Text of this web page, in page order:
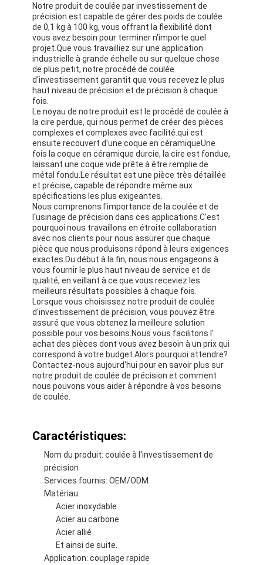
Maison
Produits
Au sujet de nous
Notre produit de coulée par investissement de
précision est capable de gérer des poids de coulée
de 0,1 kg à 100 kg, vous offrant la flexibilité dont
vous avez besoin pour terminer n'importe quel
projet.Que vous travailliez sur une application
industrielle à grande échelle ou sur quelque chose
de plus petit, notre procédé de coulée
d'investissement garantit que vous recevez le plus
haut niveau de précision et de précision à chaque
fois.
Le noyau de notre produit est le procédé de coulée à
la cire perdue, qui nous permet de créer des pièces
complexes et complexes avec facilité.qui est
ensuite recouvert d'une coque en céramiqueUne
fois la coque en céramique durcie, la cire est fondue,
laissant une coque vide prête à être remplie de
métal fondu.Le résultat est une pièce très détaillée
et précise, capable de répondre même aux
spécifications les plus exigeantes.
Nous comprenons l'importance de la coulée et de
l'usinage de précision dans ces applications.C'est
pourquoi nous travaillons en étroite collaboration
avec nos clients pour nous assurer que chaque
pièce que nous produisons répond à leurs exigences
exactes.Du début à la fin, nous nous engageons à
vous fournir le plus haut niveau de service et de
qualité, en veillant à ce que vous receviez les
meilleurs résultats possibles à chaque fois.
Lorsque vous choisissez notre produit de coulée
d'investissement de précision, vous pouvez être
assuré que vous obtenez la meilleure solution
possible pour vos besoins.Nous vous facilitons l'
achat des pièces dont vous avez besoin à un prix qui
correspond à votre budget.Alors pourquoi attendre?
Contactez-nous aujourd'hui pour en savoir plus sur
notre produit de coulée de précision et comment
nous pouvons vous aider à répondre à vos besoins
de coulée.
Caractéristiques:
Nom du produit: coulée à l'investissement de
précision
Services fournis: OEM/ODM
Matériau:
Acier inoxydable
Acier au carbone
Acier allié
Et ainsi de suite.
Application: couplage rapide